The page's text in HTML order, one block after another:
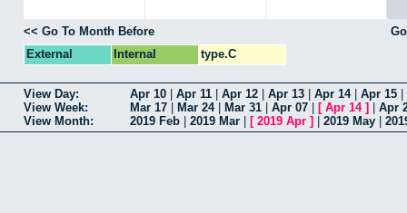
<< Go To Month Before
External
Internal type.C
View Day: Apr 10 Apr 11 Apr 12 Apr 13 Apr 14| Apr 15
View Week:
Mar 17 Mar 24| Mar 31 Apr 07 [ Apr 14]
Apr
View Month:
2019 Feb 2019 Mar [ 2019 Apr ] 2019 May